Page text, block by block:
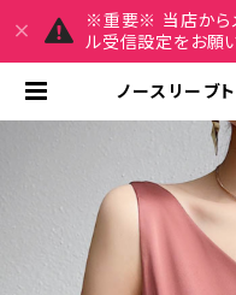
※重要※ 当店から
ル受信設定をお願
ノースリーブ
ス キャミソ
ー ノースリ
ク 光沢 シル
ト カーキ ネ
ブラック お
次会 絹 上
0代 30代
IRSE レイ
ディー